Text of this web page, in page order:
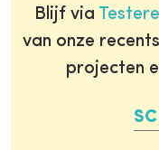
Blijf via
van onze
projecten